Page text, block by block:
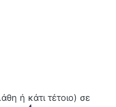
ή κάτι τέτοιο) σε